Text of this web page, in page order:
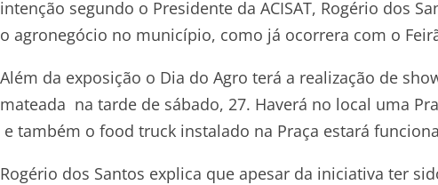
intenção segundo o Presidente da ACISAT, Rogério dos
o agronegócio no município, como já ocorrera com o
Além da exposição o Dia do Agro terá a realização de
mateada na tarde de sábado, 27. Haverá no local uma
e também o food truck instalado na Praça estará
Rogério dos Santos explica que apesar da iniciativa ter